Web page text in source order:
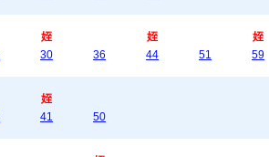
姪
30
36
姪
44
51
姪
59
姪
41
50